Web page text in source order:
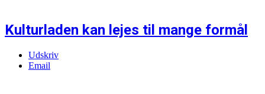
Kulturladen kan lejes til mange formål
Udskriv
Email